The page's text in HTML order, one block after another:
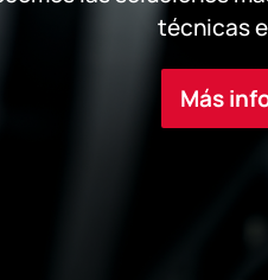
técnicas
Más